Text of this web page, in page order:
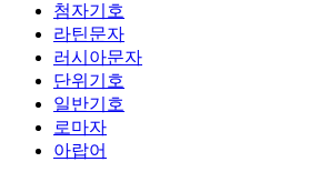
첨자기호
라틴문자
러시아문자
단위기호
일반기호
로마자
아랍어